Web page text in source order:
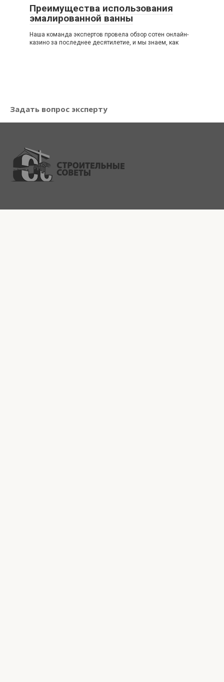
Преимущества использования
эмалированной ванны
Наша команда экспертов провела обзор сотен онлайн-
кaзинo за последнее десятилетие, и мы знаем, как
Задать вопрос эксперту